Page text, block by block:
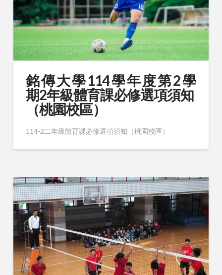
銘 傳 大 學 114 學 年 度 第 2 學
期2年級體育課必修選項須知
（桃園校區）
114-2二年級體育課必修選項須知（桃園校區）